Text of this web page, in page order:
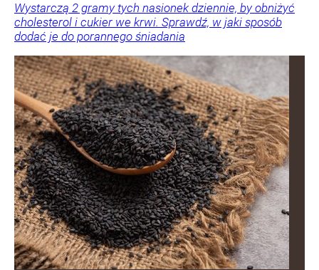
Wystarczą 2 gramy tych nasionek dziennie, by obniżyć
cholesterol i cukier we krwi. Sprawdź, w jaki sposób
dodać je do porannego śniadania